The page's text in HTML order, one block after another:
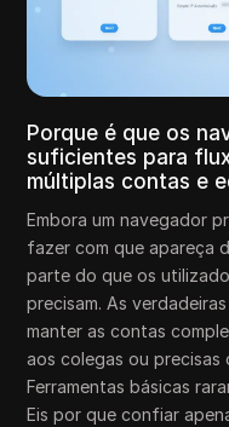
Porque é que os
suficientes para
múltiplas contas e
Embora um navegador
fazer com que apareça
parte do que os
precisam. As
manter as contas
aos colegas ou
Ferramentas básicas
Eis por que confiar